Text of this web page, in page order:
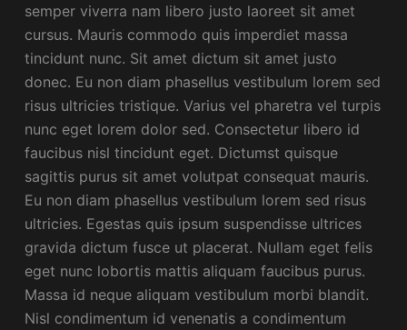
semper viverra nam libero justo laoreet sit amet
cursus. Mauris commodo quis imperdiet massa
tincidunt nunc. Sit amet dictum sit amet justo
donec. Eu non diam phasellus vestibulum lorem sed
risus ultricies tristique. Varius vel pharetra vel turpis
nunc eget lorem dolor sed. Consectetur libero id
faucibus nisl tincidunt eget. Dictumst quisque
sagittis purus sit amet volutpat consequat mauris.
Eu non diam phasellus vestibulum lorem sed risus
ultricies. Egestas quis ipsum suspendisse ultrices
gravida dictum fusce ut placerat. Nullam eget felis
eget nunc lobortis mattis aliquam faucibus purus.
Massa id neque aliquam vestibulum morbi blandit.
Nisl condimentum id venenatis a condimentum